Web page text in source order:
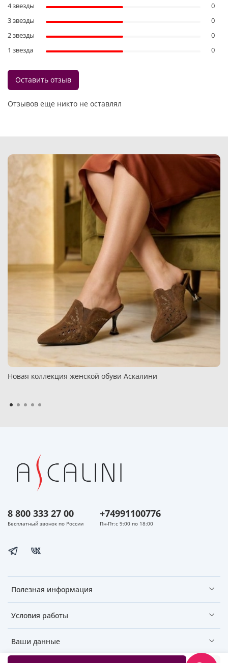
Отзывов еще никто не оставлял
4 звезды
0
3 звезды
0
2 звезды
0
1 звезда
0
Оставить отзыв
Новая коллекция женской обуви Аскалини
Полезная информация
Условия работы
Ваши данные
8 800 333 27 00
Бесплатный звонок по России
+74991100776
Пн-Пт:с 9:00 по 18:00